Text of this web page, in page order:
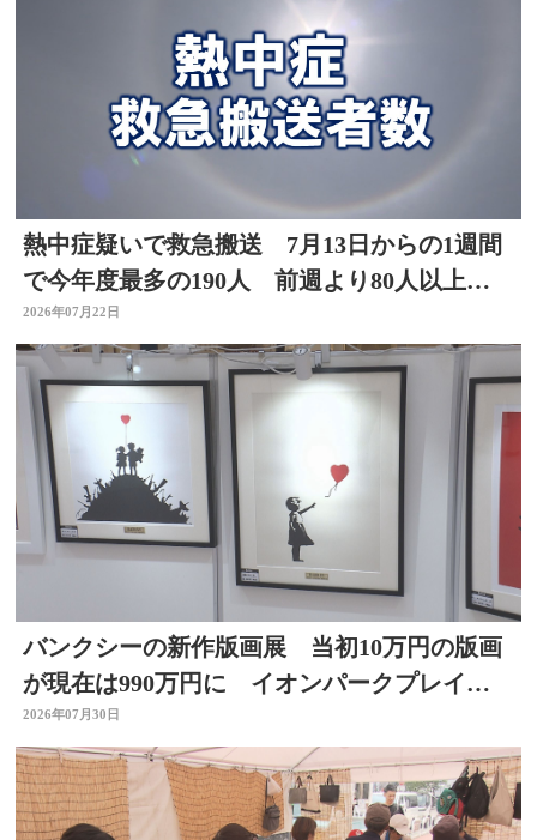
熱中症疑いで救急搬送 7月13日からの1週間
で今年度最多の190人 前週より80人以上
増 大分
2026年07月22日
バンクシーの新作版画展 当初10万円の版画
が現在は990万円に イオンパークプレイス
大分店で開催中
2026年07月30日